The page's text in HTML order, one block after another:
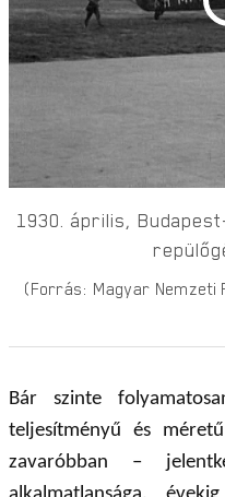
1930. április,
(Forrás: Magyar Nemzeti
Bár szinte
teljesítményű és
zavaróbban –